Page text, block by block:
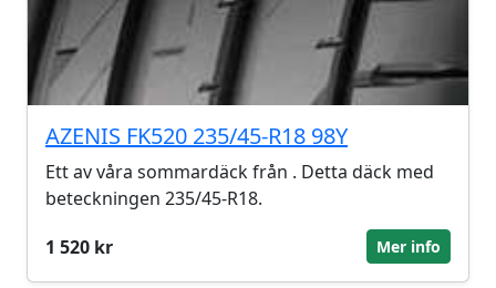
AZENIS FK520 235/45-R18 98Y
Ett av våra sommardäck från . Detta däck med
beteckningen 235/45-R18.
1 520 kr
Mer info